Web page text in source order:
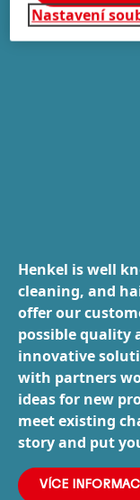
Henkel is well
cleaning, and
offer our
possible quality
innovative
with partners
ideas for new
meet existing
story and put
VÍCE INFORMACÍ
Nastavení